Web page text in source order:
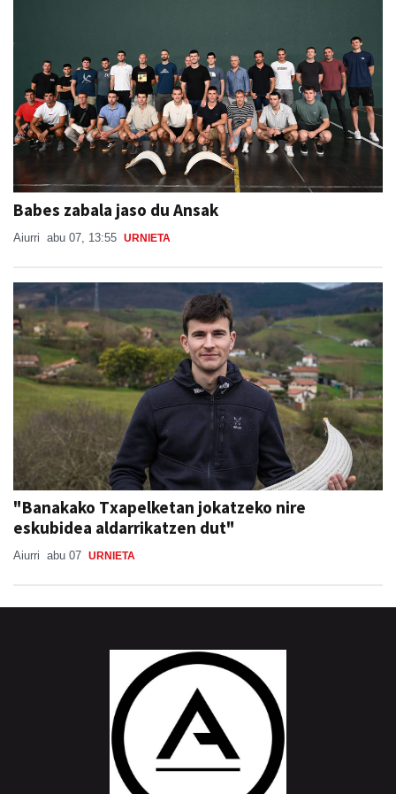
Babes zabala jaso du Ansak
Aiurri abu 07, 13:55 URNIETA
"Banakako Txapelketan jokatzeko nire
eskubidea aldarrikatzen dut"
Aiurri abu 07 URNIETA